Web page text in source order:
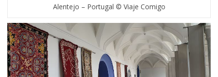
Alentejo – Portugal © Viaje Comigo